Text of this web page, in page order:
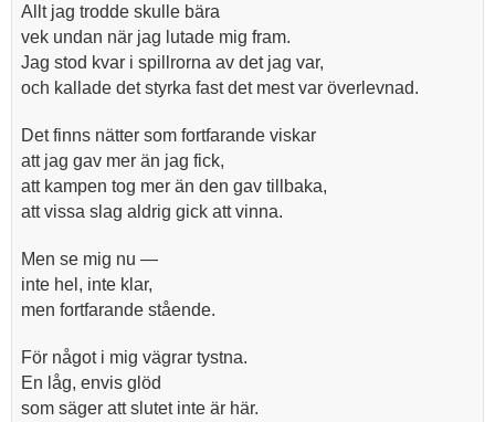
Allt jag trodde skulle bära
vek undan när jag lutade mig fram.
Jag stod kvar i spillrorna av det jag var,
och kallade det styrka fast det mest var överlevnad.
Det finns nätter som fortfarande viskar
att jag gav mer än jag fick,
att kampen tog mer än den gav tillbaka,
att vissa slag aldrig gick att vinna.
Men se mig nu —
inte hel, inte klar,
men fortfarande stående.
För något i mig vägrar tystna.
En låg, envis glöd
som säger att slutet inte är här.